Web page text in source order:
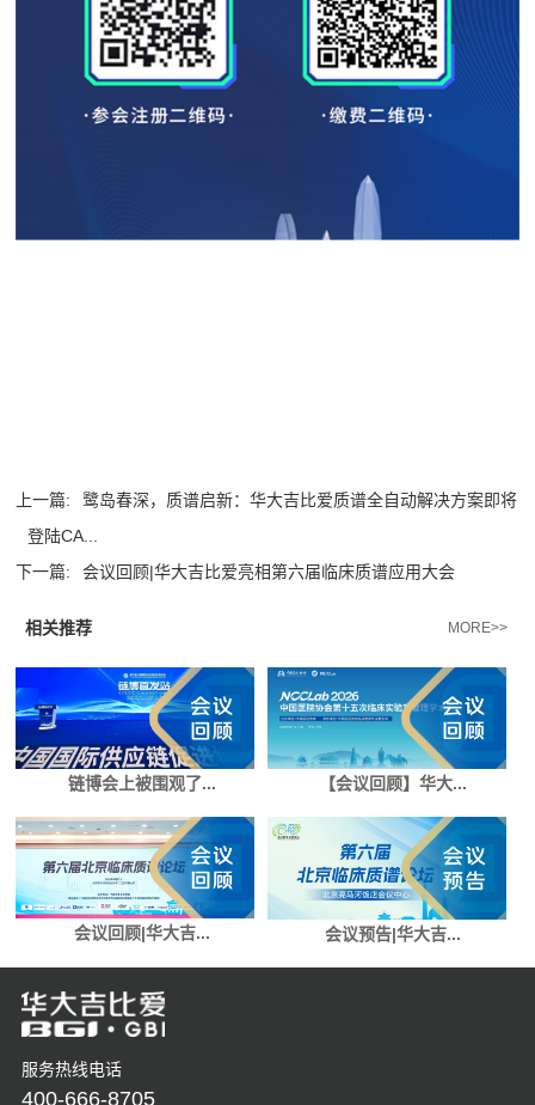
上一篇:
鹭岛春深，质谱启新：华大吉比爱质谱全自动解决方案即将
登陆CA...
下一篇:
会议回顾|华大吉比爱亮相第六届临床质谱应用大会
相关推荐 MORE>>
链博会上被围观了... 【会议回顾】华大...
会议回顾|华大吉... 会议预告|华大吉...
服务热线电话
400-666-8705